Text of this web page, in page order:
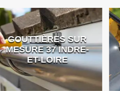
GOUTTIÈRES SUR
MESURE 37 INDRE-
ET-LOIRE